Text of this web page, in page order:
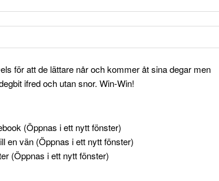
för att de lättare når och kommer åt sina degar men
ifred och utan snor. Win-Win!
(Öppnas i ett nytt fönster)
en vän (Öppnas i ett nytt fönster)
(Öppnas i ett nytt fönster)